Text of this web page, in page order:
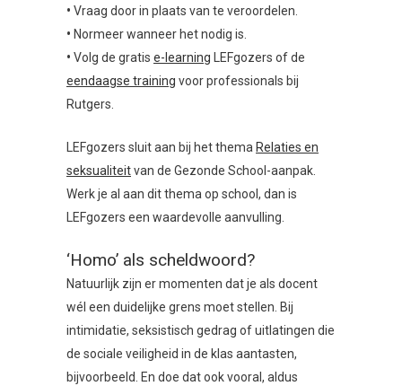
• Vraag door in plaats van te veroordelen.
• Normeer wanneer het nodig is.
• Volg de gratis e-learning LEFgozers of de
eendaagse training voor professionals bij
Rutgers.
LEFgozers sluit aan bij het thema Relaties en
seksualiteitvan de Gezonde School-aanpak.
Werk je al aan dit thema op school, dan is
LEFgozers een waardevolle aanvulling.
‘Homo’ als scheldwoord?
Natuurlijk zijn er momenten dat je als docent
wél een duidelijke grens moet stellen. Bij
intimidatie, seksistisch gedrag of uitlatingen die
de sociale veiligheid in de klas aantasten,
bijvoorbeeld. En doe dat ook vooral, aldus